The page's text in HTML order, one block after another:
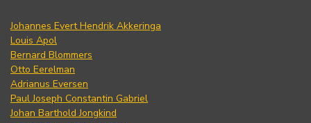
Johannes Evert Hendrik Akkeringa
Louis Apol
Bernard Blommers
Otto Eerelman
Adrianus Eversen
Paul Joseph Constantin Gabriel
Johan Barthold Jongkind